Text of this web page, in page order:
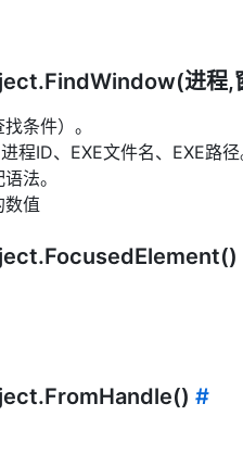
进程,
条件）。
程ID、EXE文件名、EXE路
法。
数值
#